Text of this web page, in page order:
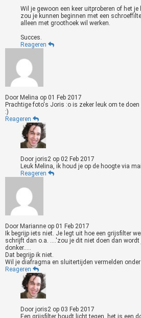
Wil je gewoon een keer uitproberen of het
zou je kunnen beginnen met een
alleen met groothoek wil werken.
Succes.
Reageren
Door Melina op 01 Feb 2017
Prachtige foto's Joris :o is zeker leuk om te
:)
Reageren
Door joris2 op 02 Feb 2017
Leuk Melina, ik houd je op de hoogte via
Reageren
Door Marianne op 01 Feb 2017
Ik begrijp iets niet. Je legt uit hoe een grijsfilter
schrijft dan o.a. ....'zou je dit niet doen dan
donker.....
Dat begrijp ik niet.
Wil je diafragma en sluitertijden vermelden
Reageren
Door joris2 op 03 Feb 2017